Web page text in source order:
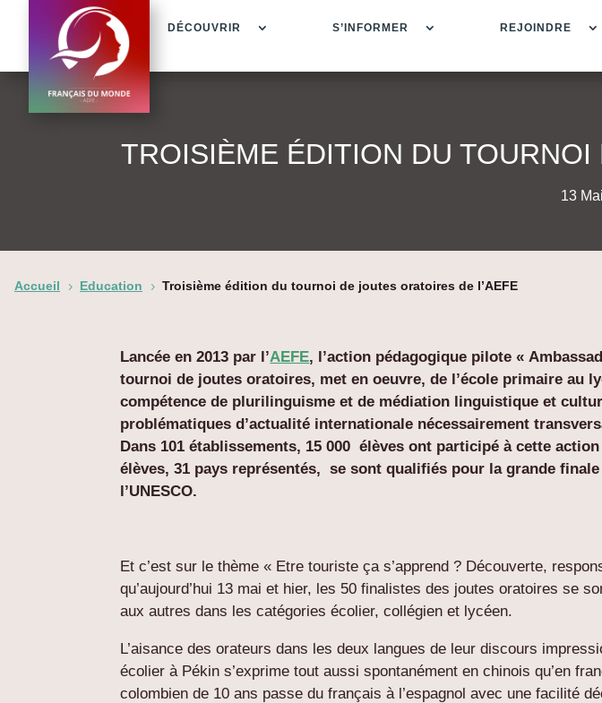
DÉCOUVRIR S’INFORMER REJOINDRE
TROISIÈME ÉDITION DU TOURNOI
13
Accueil 5 Education 5 Troisième édition du tournoi de joutes oratoires de l’AEFE
Lancée en 2013 par l’AEFE, l’action pédagogique pilote «
tournoi de joutes oratoires, met en oeuvre, de l’école primaire au
compétence de plurilinguisme et de médiation linguistique et
problématiques d’actualité internationale nécessairement
Dans 101 établissements, 15 000 élèves ont participé à cette
élèves, 31 pays représentés, se sont qualifiés pour la grande
l’UNESCO.
Et c’est sur le thème « Etre touriste ça s’apprend ? Découverte,
qu’aujourd’hui 13 mai et hier, les 50 finalistes des joutes oratoires se
aux autres dans les catégories écolier, collégien et lycéen.
L’aisance des orateurs dans les deux langues de leur discours
écolier à Pékin s’exprime tout aussi spontanément en chinois qu’en
colombien de 10 ans passe du français à l’espagnol avec une facilité